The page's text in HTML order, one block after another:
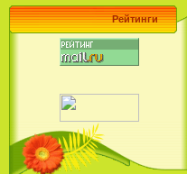
Наша Маша и Волшебный
Орех (2009)
Рейтинги